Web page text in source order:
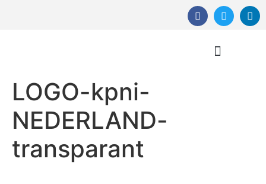
LOGO-kpni-
NEDERLAND-
transparant